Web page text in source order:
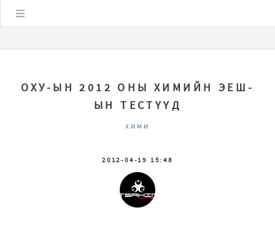
ОХУ-ЫН 2012 ОНЫ ХИМИЙН ЭЕШ-
ЫН ТЕСТҮҮД
ХИМИ
2012-04-19 15:48